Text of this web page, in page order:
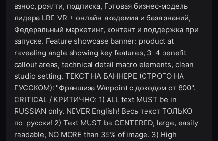
взнос, роялти, подписка, Готовая бизнес‑модель
лидера LBE‑VR + онлайн‑академия и база знаний,
Федеральный маркетинг, контент и поддержка при
запуске. Feature showcase banner: product at
revealing angle showing key features, 3-4 benefit
callout areas, technical detail macro elements, clean
studio setting. ТЕКСТ НА БАННЕРЕ (СТРОГО НА
РУССКОМ): "Франшиза Warpoint с доходом от 800".
CRITICAL / КРИТИЧНО: 1) ALL text MUST be in
RUSSIAN only. NEVER English! Весь текст ТОЛЬКО
по-русски! 2) Text MUST be CENTERED, large, easily
readable, NO MORE than 35% of image. 3) High